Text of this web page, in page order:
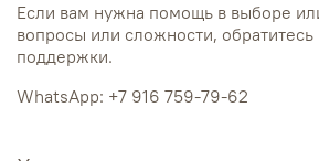
Если вам нужна помощь в выборе
вопросы или сложности,
поддержки.
WhatsApp: +7 916 759-79-62